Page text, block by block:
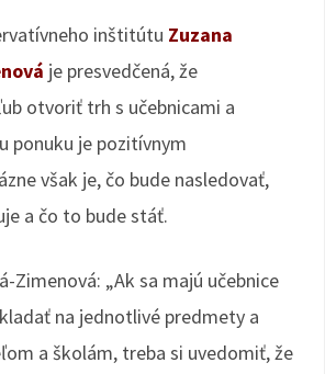
inštitútu Zuzana
je presvedčená, že
otvoriť trh s učebnicami a
ponuku je pozitívnym
však je, čo bude nasledovať,
a čo to bude stáť.
Zimenová: „Ak sa majú učebnice
na jednotlivé predmety a
a školám, treba si uvedomiť, že